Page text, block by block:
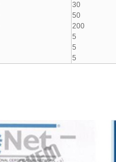
30
50
200
5
5
5